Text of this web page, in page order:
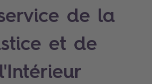
de la
et de
l'Intérieur